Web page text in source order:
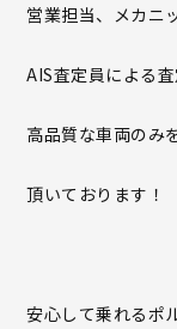
営業担当、メカニ
AIS査定員による査
高品質な車両のみ
頂いております！
安心して乗れるポ